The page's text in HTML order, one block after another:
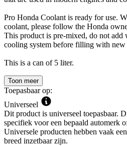
Pro Honda Coolant is ready for use.
coolant, please follow the Honda
This product is pre-mixed, do not add
cooling system before filling with new
This is a can of 5 liter.
Toon meer
Toepasbaar op:
Universeel
Dit product is universeel toepasbaar.
specifiek voor een bepaald automerk
Universele producten hebben vaak
breed inzetbaar zijn.